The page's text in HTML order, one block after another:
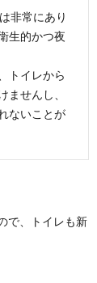
非常にあり
生的かつ夜
トイレから
せんし、
ないことが
で、トイレも新